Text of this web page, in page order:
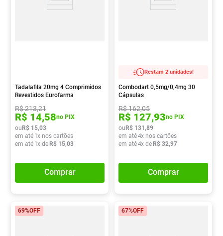
Tadalafila 20mg 4 Comprimidos
Revestidos Eurofarma
R$213,21
R$ 14,58no PIX
ouR$ 15,03
em até 1x nos cartões
em até 1x deR$ 15,03
Comprar
Restam 2 unidades!
Combodart 0,5mg/0,4mg 30
Cápsulas
R$162,05
R$ 127,93no PIX
ouR$ 131 ,89
em até4x nos cartões
em até4x deR$ 32,97
Comprar
69%OFF 67%OFF